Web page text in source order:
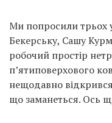
Ми попросили трьох
Бекерську, Сашу
робочий простір
п’ятиповерхового
нещодавно відкрився
що заманеться. Ось